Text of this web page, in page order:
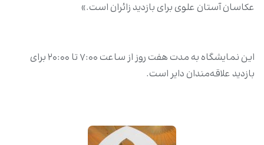
عکاسان آستان علوی برای بازدید زائران است.»
این نمایشگاه به مدت هفت روز از ساعت ۷:۰۰ تا ۲۰:۰۰ برای
بازدید علاقه‌مندان دایر است.